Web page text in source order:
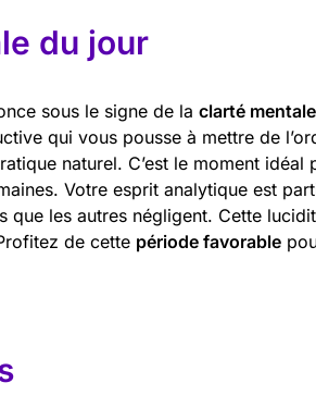
du jour
sous le signe de la clarté mentale
qui vous pousse à mettre de
naturel. C’est le moment idéal
Votre esprit analytique est
que les autres négligent. Cette
de cette période favorable